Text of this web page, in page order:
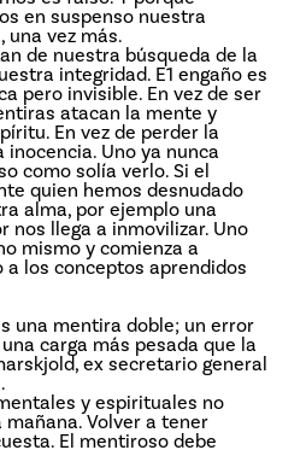
en suspenso nuestra
una vez más.
de nuestra búsqueda de la
integridad. E1 engaño es
pero invisible. En vez de ser
atacan la mente y
En vez de perder la
Uno ya nunca
como solía verlo. Si el
quien hemos desnudado
alma, por ejemplo una
nos llega a inmovilizar. Uno
mismo y comienza a
los conceptos aprendidos
una mentira doble; un error
carga más pesada que la
ex secretario general
y espirituales no
Volver a tener
El mentiroso debe